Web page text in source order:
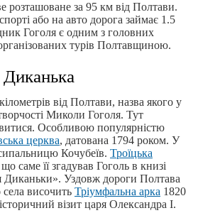
розташоване за 95 км від Полтави.
або на авто дорога займає 1.5
Гоголя є одним з головних
турів Полтавщиною.
Диканька
від Полтави, назва якого у
Миколи Гоголя. Тут
Особливою популярністю
церква, датована 1794 роком. У
Кочубеїв. Троїцька
саме її згадував Гоголь в книзі
Диканьки». Уздовж дороги Полтава
височить Тріумфальна арка 1820
візит царя Олександра I.